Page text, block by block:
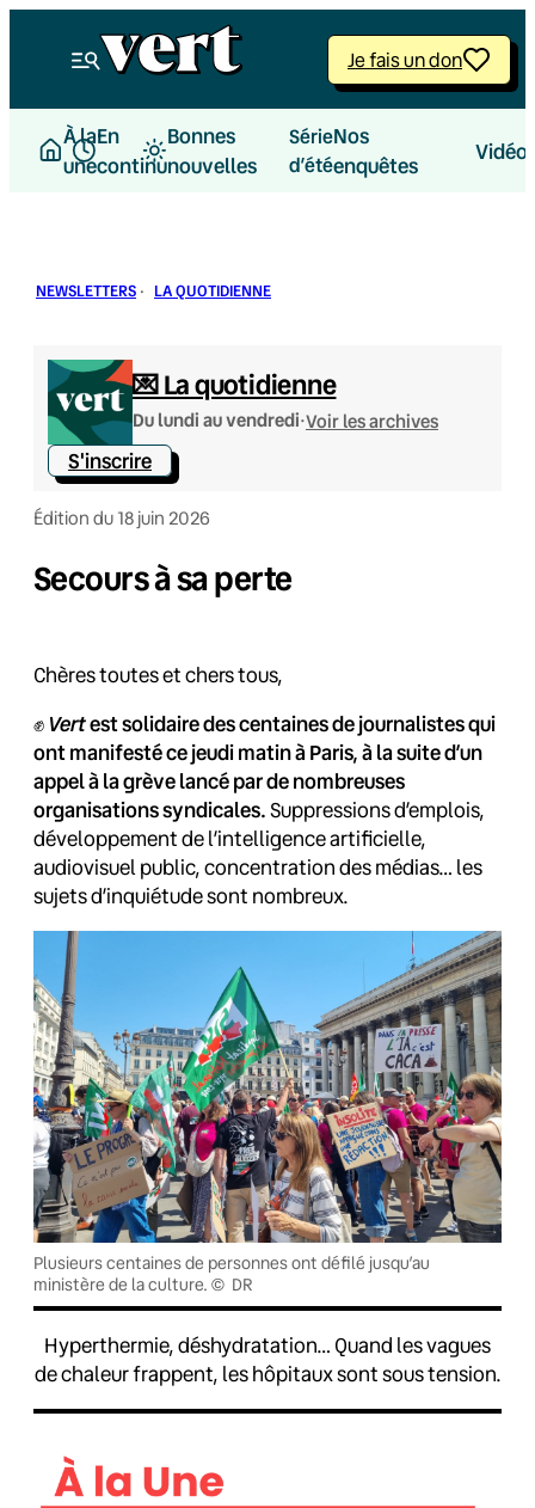
Je fais un don
À la
une
En
continu
Bonnes
nouvelles
Série
d’été
Nos
enquêtes
NEWSLETTERS · LA QUOTIDIENNE
💌 La quotidienne
Du lundi au vendredi·Voir les archives
S'inscrire
Édition du 18 juin 2026
Secours à sa perte
Chères toutes et chers tous,
✊ Vertest solidaire des centaines de journalistes qui
ont manifesté ce jeudi matin à Paris, à la suite d’un
appel à la grève lancé par de nombreuses
organisations syndicales.Suppressions d’emplois,
développement de l’intelligence artificielle,
audiovisuel public, concentration des médias… les
sujets d’inquiétude sont nombreux.
Plusieurs centaines de personnes ont défilé jusqu’au
ministère de la culture. © DR
Hyperthermie, déshydratation… Quand les vagues
de chaleur frappent, les hôpitaux sont sous tension.